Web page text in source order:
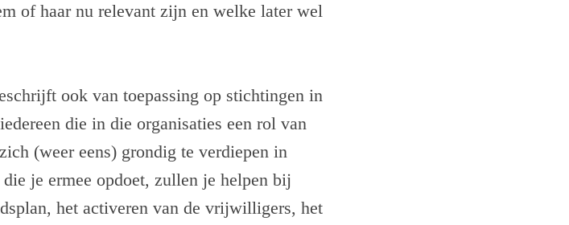
of haar nu relevant zijn en welke later wel
ook van toepassing op stichtingen in
die in die organisaties een rol van
(weer eens) grondig te verdiepen in
je ermee opdoet, zullen je helpen bij
het activeren van de vrijwilligers, het